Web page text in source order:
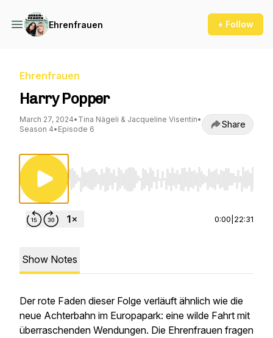
Ehrenfrauen + Follow
Ehrenfrauen
Harry Popper
March 27, 2024• Tina Nägeli & Jacqueline Visentin•
Season 4• Episode 6 Share
Use Left/Right to seek, Home/End to jump
0:00 22:31
Show Notes
Der rote Faden dieser Folge verläuft ähnlich wie die
neue Achterbahn im Europapark: eine wilde Fahrt mit
überraschenden Wendungen. Die Ehrenfrauen fragen